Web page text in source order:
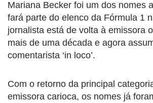
Mariana Becker foi um dos nomes
fará parte do elenco da Fórmula 1
jornalista está de volta à emissora
mais de uma década e agora
comentarista ‘in loco’.
Com o retorno da principal
emissora carioca, os nomes já